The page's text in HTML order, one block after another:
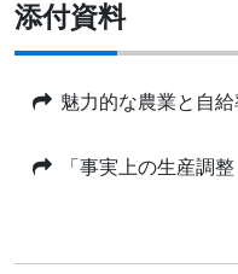
添付資料
魅力的な農業と自
「事実上の生産調